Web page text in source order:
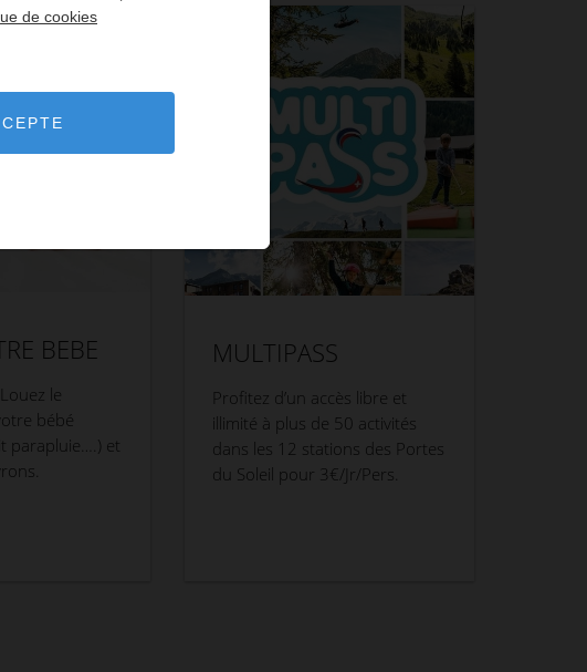
BEBE
le
bébé
parapluie….) et
MULTIPASS
Profitez d’un accès libre et
illimité à plus de 50 activités
dans les 12 stations des Portes
du Soleil pour 3€/Jr/Pers.
de cookies